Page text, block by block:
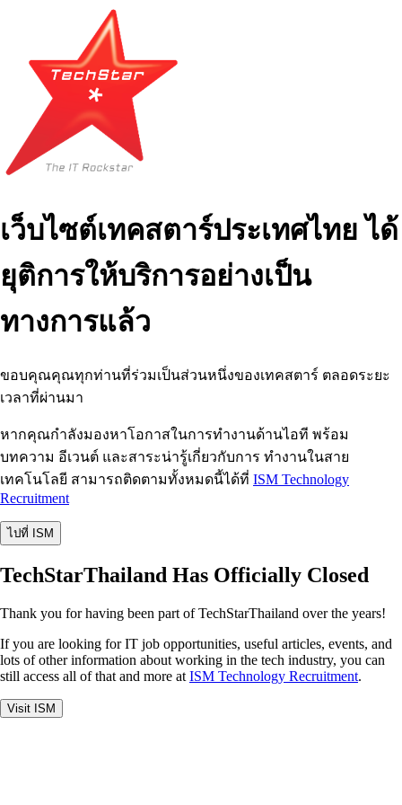
เว็บไซต์เทคสตาร์ประเทศไทย ได้
ยุติการให้บริการอย่างเป็น
ทางการแล้ว
ขอบคุณคุณทุกท่านที่ร่วมเป็นส่วนหนึ่งของเทคสตาร์ ตลอดระยะ
เวลาที่ผ่านมา
หากคุณกำลังมองหาโอกาสในการทำงานด้านไอที พร้อม
บทความ อีเวนต์ และสาระน่ารู้เกี่ยวกับการ ทำงานในสาย
เทคโนโลยี สามารถติดตามทั้งหมดนี้ได้ที่ ISM Technology
Recruitment
ไปที่ ISM
TechStarThailand Has Officially Closed
Thank you for having been part of TechStarThailand over the years!
If you are looking for IT job opportunities, useful articles, events, and
lots of other information about working in the tech industry, you can
still access all of that and more at ISM Technology Recruitment.
Visit ISM